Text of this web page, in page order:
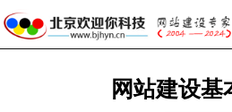
网站建设基